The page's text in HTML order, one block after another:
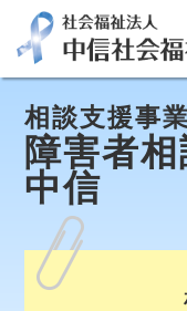
相談支援事業
障害者
中信